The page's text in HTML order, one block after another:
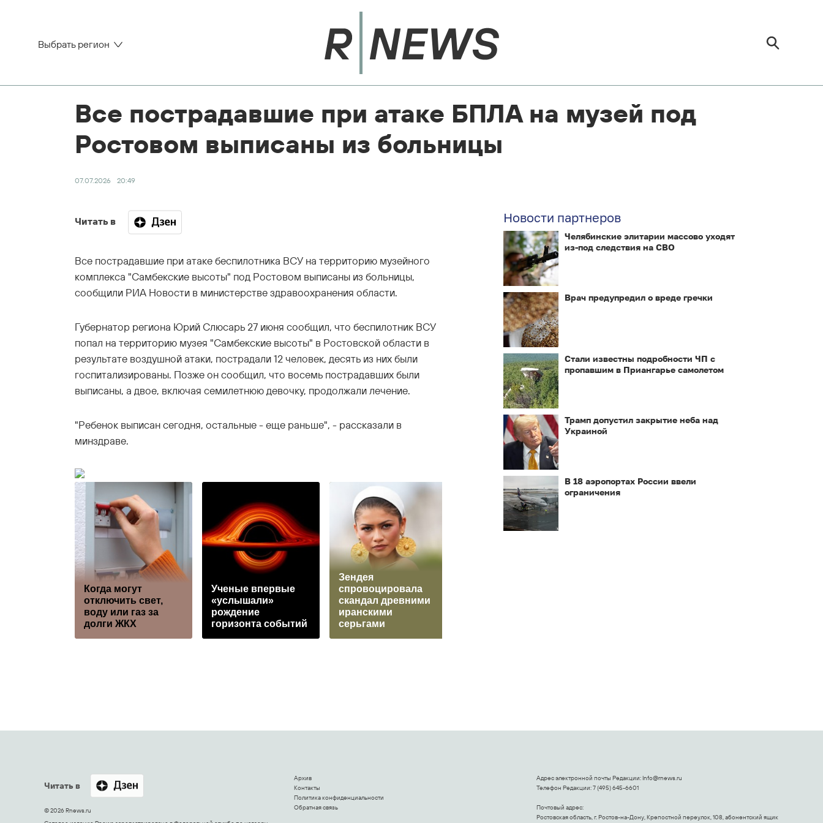
Выбрать регион
Все пострадавшие при атаке БПЛА на музей под
Ростовом выписаны из больницы
07.07.2026 20:49
Читать в
Все пострадавшие при атаке беспилотника ВСУ на территорию музейного
комплекса "Самбекские высоты" под Ростовом выписаны из больницы,
сообщили РИА Новости в министерстве здравоохранения области.
Губернатор региона Юрий Слюсарь 27 июня сообщил, что беспилотник ВСУ
попал на территорию музея "Самбекские высоты" в Ростовской области в
результате воздушной атаки, пострадали 12 человек, десять из них были
госпитализированы. Позже он сообщил, что восемь пострадавших были
выписаны, а двое, включая семилетнюю девочку, продолжали лечение.
"Ребенок выписан сегодня, остальные - еще раньше", - рассказали в
минздраве.
Когда могут
отключить свет,
воду или газ за
долги ЖКХ
Ученые впервые
«услышали»
рождение
горизонта событий
Зендея
спровоцировала
скандал древними
иранскими
серьгами
Новости партнеров
Челябинские элитарии массово уходят
из-под следствия на СВО
Врач предупредил о вреде гречки
Стали известны подробности ЧП с
пропавшим в Приангарье самолетом
Трамп допустил закрытие неба над
Украиной
В 18 аэропортах России ввели
ограничения
Читать в
© 2026 Rnews.ru
Архив
Контакты
Политика конфиденциальности
Обратная связь
Адрес электронной почты Редакции:Info@rnews.ru
Телефон Редакции: 7 (495) 645-6601
Почтовый адрес:
Ростовская область, г. Ростов-на-Дону, Крепостной переулок, 108, абонентский ящик